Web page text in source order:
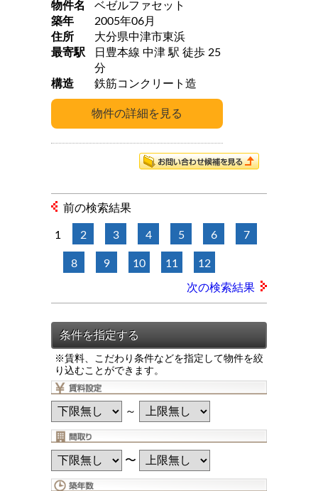
※賃料、こだわり条件などを指定して物件を絞
り込むことができます。
～
〜
物件名
ベゼルファセット
築年
2005年06月
住所
大分県中津市東浜
最寄駅
日豊本線 中津 駅 徒歩 25
分
構造
鉄筋コンクリート造
前の検索結果
1 2 3 4 5 6 7
8 9 10 11 12
次の検索結果